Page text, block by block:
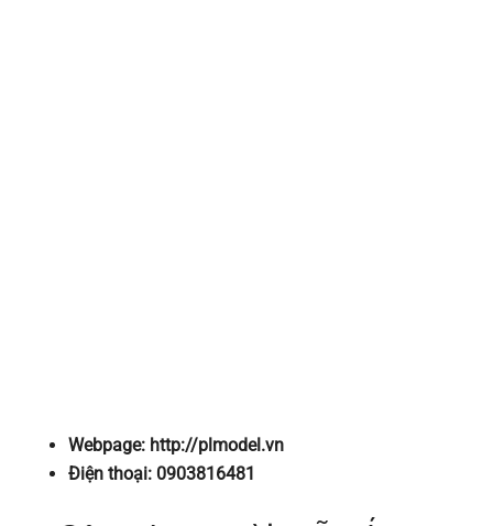
Webpage: http://plmodel.vn
Điện thoại: 0903816481